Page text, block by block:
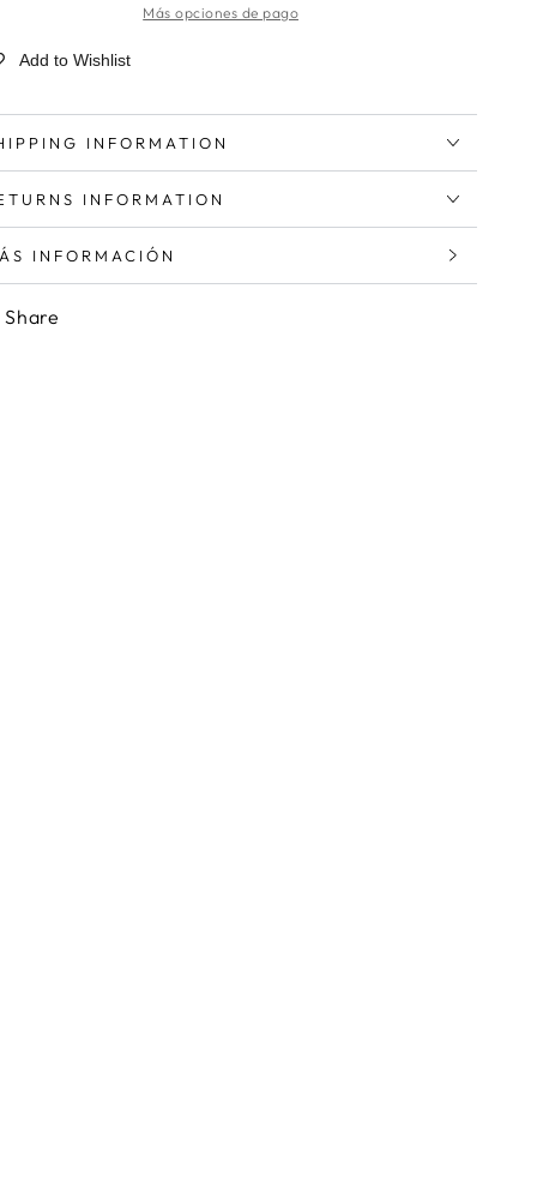
Más opciones de pago
Add to Wishlist
INFORMATION
INFORMATION
INFORMACIÓN
IMÁGENES
Share